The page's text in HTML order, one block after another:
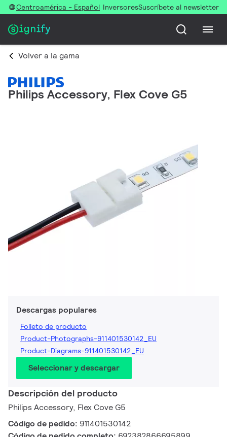
Centroamérica - Español InversoresSuscríbete al newsletter
Volver a la gama
Philips Accessory, Flex Cove G5
Descargas populares
Folleto de producto
Product-Photographs-911401530142_EU
Product-Diagrams-911401530142_EU
Seleccionar y descargar
Descripción del producto
Philips Accessory, Flex Cove G5
Código de pedido: 911401530142